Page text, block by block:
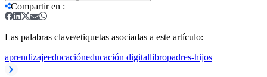
Compartir en :
Las palabras clave/etiquetas asociadas a este artículo:
aprendizajeeducacióneducación digitallibropadres-hijos